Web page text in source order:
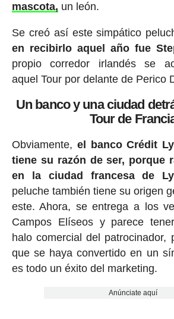
mascota, un león.
Se creó así este simpático
en recibirlo aquel año fue
propio corredor irlandés se
aquel Tour por delante de Perico
Un banco y una ciudad
Tour de
Obviamente, el banco Crédit
tiene su razón de ser, porque
en la ciudad francesa de
peluche también tiene su origen
este. Ahora, se entrega a los
Campos Elíseos y parece
halo comercial del patrocinador,
que se haya convertido en un
es todo un éxito del marketing.
Anúnciate aquí